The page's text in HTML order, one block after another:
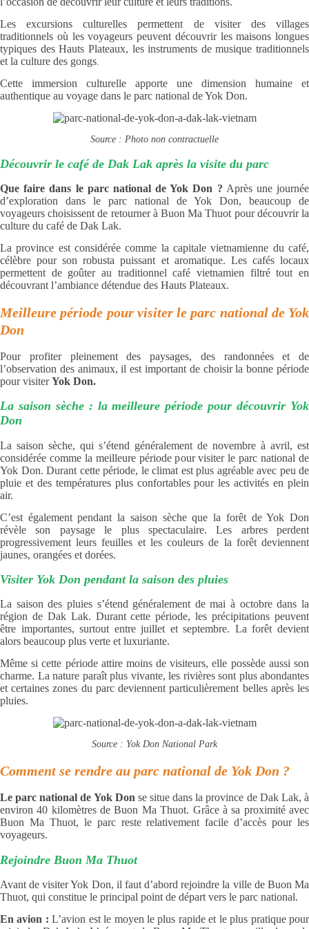
Les excursions culturelles permettent de visiter des villages
traditionnels où les voyageurs peuvent découvrir les maisons longues
typiques des Hauts Plateaux, les instruments de musique traditionnels
et la culture des gongs.
Cette immersion culturelle apporte une dimension humaine et
authentique au voyage dans le parc national de Yok Don.
Source : Photo non contractuelle
Découvrir le café de Dak Lak après la visite du parc
Que faire dans le parc national de Yok Don ? Après une journée
d’exploration dans le parc national de Yok Don, beaucoup de
voyageurs choisissent de retourner à Buon Ma Thuot pour découvrir la
culture du café de Dak Lak.
La province est considérée comme la capitale vietnamienne du café,
célèbre pour son robusta puissant et aromatique. Les cafés locaux
permettent de goûter au traditionnel café vietnamien filtré tout en
découvrant l’ambiance détendue des Hauts Plateaux.
Meilleure période pour visiter le parc national de Yok
Don
Pour profiter pleinement des paysages, des randonnées et de
l’observation des animaux, il est important de choisir la bonne période
pour visiterYok Don.
La saison sèche : la meilleure période pour découvrir Yok
Don
La saison sèche, qui s’étend généralement de novembre à avril, est
considérée comme la meilleure période pour visiter le parc national de
Yok Don. Durant cette période, le climat est plus agréable avec peu de
pluie et des températures plus confortables pour les activités en plein
air.
C’est également pendant la saison sèche que la forêt de Yok Don
révèle son paysage le plus spectaculaire. Les arbres perdent
progressivement leurs feuilles et les couleurs de la forêt deviennent
jaunes, orangées et dorées.
Visiter Yok Don pendant la saison des pluies
La saison des pluies s’étend généralement de mai à octobre dans la
région de Dak Lak. Durant cette période, les précipitations peuvent
être importantes, surtout entre juillet et septembre. La forêt devient
alors beaucoup plus verte et luxuriante.
Même si cette période attire moins de visiteurs, elle possède aussi son
charme. La nature paraît plus vivante, les rivières sont plus abondantes
et certaines zones du parc deviennent particulièrement belles après les
pluies.
Source : Yok Don National Park
Comment se rendre au parc national de Yok Don ?
Le parc national de Yok Don se situe dans la province de Dak Lak, à
environ 40 kilomètres de Buon Ma Thuot. Grâce à sa proximité avec
Buon Ma Thuot, le parc reste relativement facile d’accès pour les
voyageurs.
Rejoindre Buon Ma Thuot
Avant de visiter Yok Don, il faut d’abord rejoindre la ville de Buon Ma
Thuot, qui constitue le principal point de départ vers le parc national.
En avion :L’avion est le moyen le plus rapide et le plus pratique pour